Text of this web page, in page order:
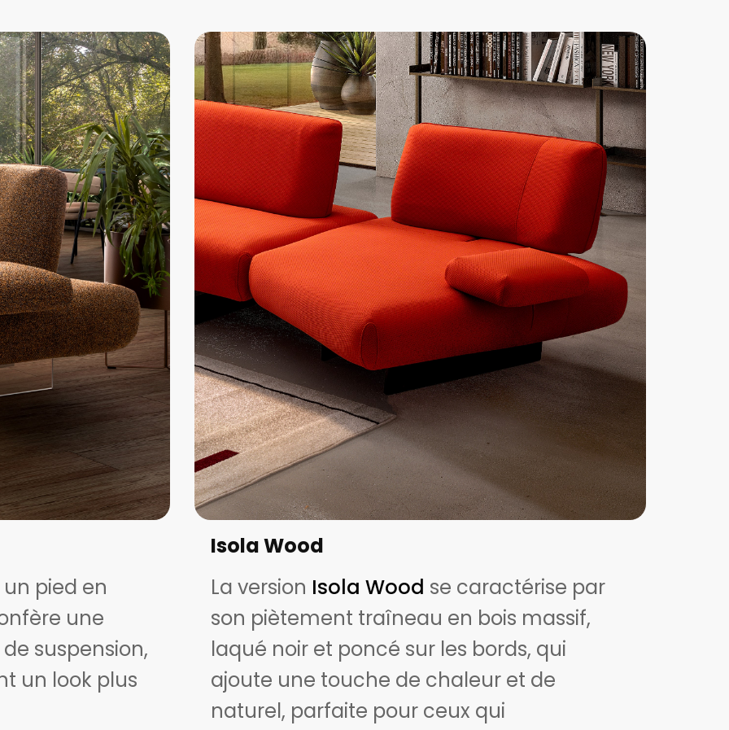
pied en
une
suspension,
un look plus
Isola Wood
La version Isola Wood se caractérise par
son piètement traîneau en bois massif,
laqué noir et poncé sur les bords, qui
ajoute une touche de chaleur et de
naturel, parfaite pour ceux qui